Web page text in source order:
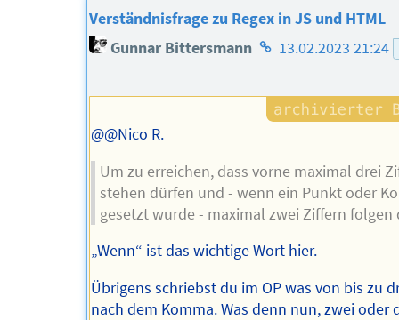
Verständnisfrage zu Regex in JS und HTML
Gunnar Bittersmann Homepage
Autors
13.02.2023 21:24
@@Nico R.
Um zu erreichen, dass vorne maximal drei
stehen dürfen und - wenn ein Punkt oder
gesetzt wurde - maximal zwei Ziffern folgen
„Wenn“ ist das wichtige Wort hier.
Übrigens schriebst du im OP was von bis zu
nach dem Komma. Was denn nun, zwei oder